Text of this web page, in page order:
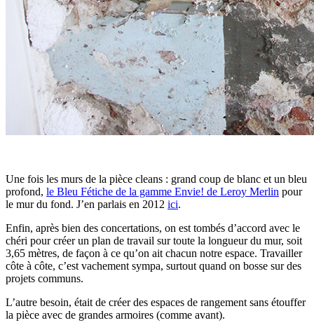
Une fois les murs de la pièce cleans : grand coup de blanc et un bleu
profond, le Bleu Fétiche de la gamme Envie! de Leroy Merlin pour
le mur du fond. J’en parlais en 2012 ici.
Enfin, après bien des concertations, on est tombés d’accord avec le
chéri pour créer un plan de travail sur toute la longueur du mur, soit
3,65 mètres, de façon à ce qu’on ait chacun notre espace. Travailler
côte à côte, c’est vachement sympa, surtout quand on bosse sur des
projets communs.
L’autre besoin, était de créer des espaces de rangement sans étouffer
la pièce avec de grandes armoires (comme avant).